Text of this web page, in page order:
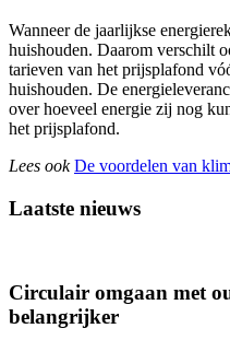
Wanneer de jaarlijkse
huishouden. Daarom verschilt
tarieven van het prijsplafond
huishouden. De
over hoeveel energie zij nog
het prijsplafond.
Lees ookDe voordelen van
Laatste nieuws
Circulair omgaan met
belangrijker